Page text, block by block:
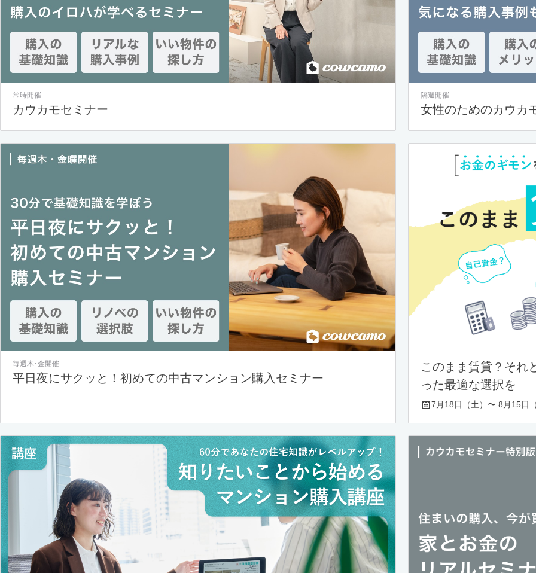
常時開催
カウカモセミナー
隔週開催
女性のためのカウカ
毎週木･金開催
平日夜にサクッと！初めての中古マンション購入セミナー
このまま賃貸？それ
った最適な選択を
7月18日（土）〜 8月15日